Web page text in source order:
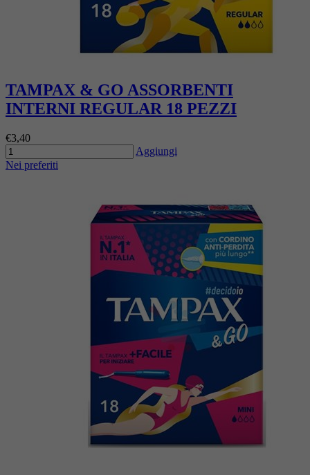
TAMPAX & GO ASSORBENTI
INTERNI REGULAR 18 PEZZI
€3,40
Aggiungi
Nei preferiti